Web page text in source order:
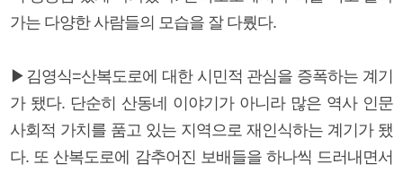
가는 다양한 사람들의 모습을 잘 다뤘다.
▶김영식=산복도로에 대한 시민적 관심을 증폭하는 계기
가 됐다. 단순히 산동네 이야기가 아니라 많은 역사 인문
사회적 가치를 품고 있는 지역으로 재인식하는 계기가 됐
다. 또 산복도로에 감추어진 보배들을 하나씩 드러내면서